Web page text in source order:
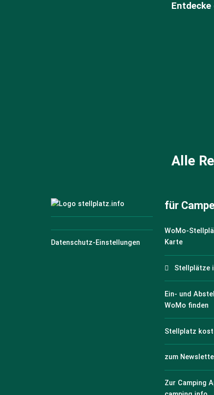
Alle
Datenschutz-Einstellungen
für
WoMo-
Karte
Stellplätze
Ein- und
WoMo finden
Stellplatz
zum
Zur Camping